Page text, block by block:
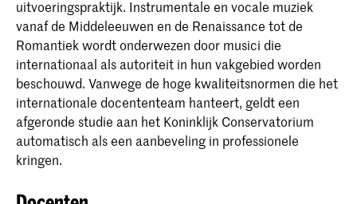
uitvoeringspraktijk. Instrumentale en vocale muziek
vanaf de Middeleeuwen en de Renaissance tot de
Romantiek wordt onderwezen door musici die
internationaal als autoriteit in hun vakgebied worden
beschouwd. Vanwege de hoge kwaliteitsnormen die het
internationale docententeam hanteert, geldt een
afgeronde studie aan het Koninklijk Conservatorium
automatisch als een aanbeveling in professionele
kringen.